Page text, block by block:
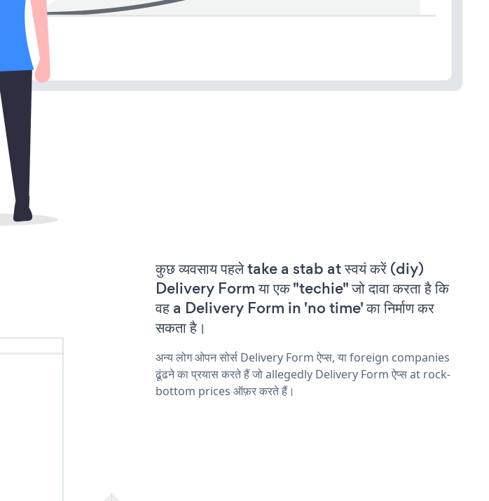
कुछ व्यवसाय पहले take a stab at स्वयं करें (diy)
Delivery Form या एक "techie" जो दावा करता है कि
वह a Delivery Form in 'no time' का निर्माण कर
सकता है।
अन्य लोग ओपन सोर्स Delivery Form ऐप्स, या foreign companies
ढूंढने का प्रयास करते हैं जो allegedly Delivery Form ऐप्स at rock-
bottom prices ऑफ़र करते हैं।